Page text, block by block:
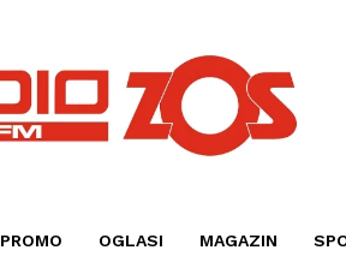
PROMO OGLASI MAGAZIN